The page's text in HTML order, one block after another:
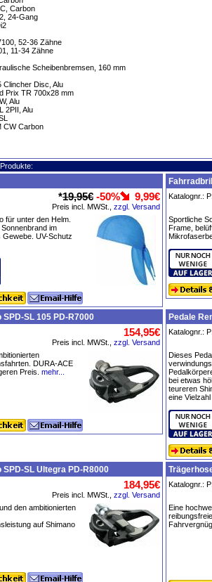
Carbon
24-Gang
52-36 Zähne
11-34 Zähne
Scheibenbremsen, 160 mm
Clincher Disc, Alu
Prix TR 700x28 mm
Alu
2PII, Alu
CW Carbon
*19,95€ -50% 9,99€
Preis incl. MWSt., zzgl. Versand
für unter den Helm.
im
UV-Schutz
Katalognr.:
Sportliche
Frame,
SL 105 PD-R7000
154,95€
Preis incl. MWSt., zzgl. Versand
DURA-ACE
Preis. mehr...
Pedale
Katalognr.:
Dieses
bei etwas
teureren
eine
SPD-SL Ultegra PD-R8000
184,95€
Preis incl. MWSt., zzgl. Versand
den ambitionierten
auf Shimano
Katalognr.:
Eine